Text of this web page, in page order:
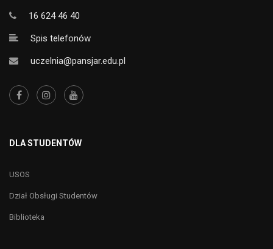
16 624 46 40
Spis telefonów
uczelnia@pansjar.edu.pl
DLA STUDENTÓW
USOS
Dział Obsługi Studentów
Biblioteka